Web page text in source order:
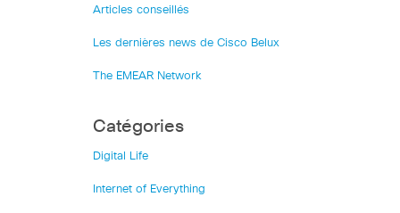
Articles conseillés
Les dernières news de Cisco Belux
The EMEAR Network
Catégories
Digital Life
Internet of Everything